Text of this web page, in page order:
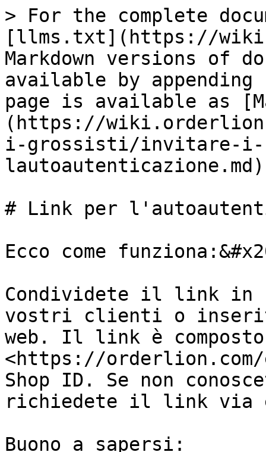
> For the complete
[llms.txt](https://
Markdown versions of
available by
page is available as
(https://
i-grossisti/invitare-
# Link per
Ecco come
Condividete il link in
vostri clienti o
web. Il link è
<https://
Shop ID. Se non
richiedete il link via
Buono a sapersi: